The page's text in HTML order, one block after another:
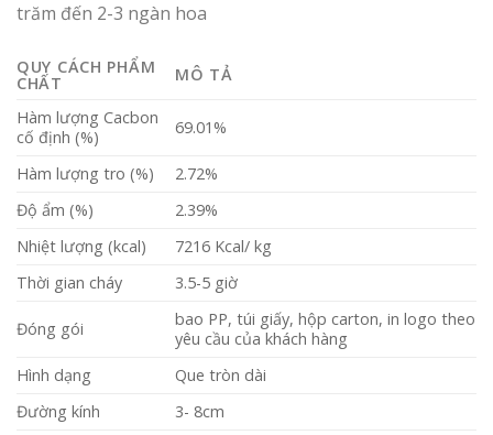
trăm đến 2-3 ngàn hoa
QUY CÁCH PHẨM
CHẤT MÔ TẢ
Hàm lượng Cacbon
cố định (%)
69.01%
Hàm lượng tro (%)
2.72%
Độ ẩm (%)
2.39%
Nhiệt lượng (kcal)
7216 Kcal/ kg
Thời gian cháy
3.5-5 giờ
Đóng gói
bao PP, túi giấy, hộp carton, in logo theo
yêu cầu của khách hàng
Hình dạng
Que tròn dài
Đường kính
3- 8cm